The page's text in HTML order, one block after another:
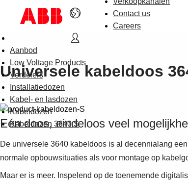
Contact us
Careers
Aanbod
Low Voltage Products
Verdelers
Installatiedozen
Kabel- en lasdozen
Kabeldozen
Kabeldozen 3640 S
Universele kabeldoos
Eén doos, eindeloos veel
De universele 3640 kabeldoos is al decennialang
normale opbouwsituaties als voor montage op
Maar er is meer. Inspelend op de toenemende